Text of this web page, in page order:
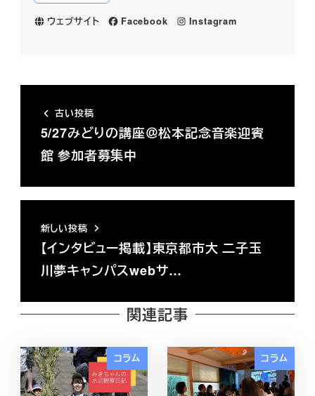
ウェブサイト Facebook Instagram
古い投稿
5/27みどりの講座＠松本記念音楽迎賓
館 参加者募集中
新しい投稿
【インタビュー掲載】東京都市大 二子玉
川夢キャンパスwebサ…
関連記事
コラム コラム